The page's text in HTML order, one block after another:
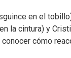
en el
la cintura) y
cómo